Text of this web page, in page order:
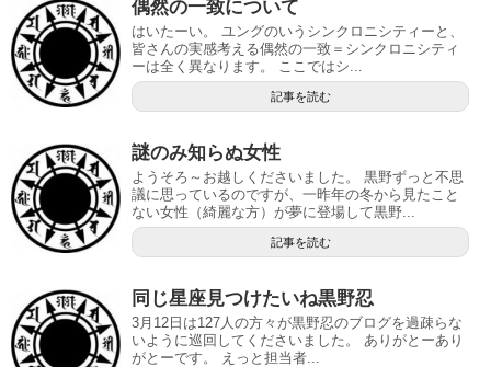
偶然の一致について
はいたーい。 ユングのいうシンクロニシティーと、
皆さんの実感考える偶然の一致＝シンクロニシティ
ーは全く異なります。 ここではシ...
記事を読む
謎のみ知らぬ女性
ようそろ～お越しくださいました。 黒野ずっと不思
議に思っているのですが、一昨年の冬から見たこと
ない女性（綺麗な方）が夢に登場して黒野...
記事を読む
同じ星座見つけたいね黒野忍
3月12日は127人の方々が黒野忍のブログを過疎らな
いように巡回してくださいました。 ありがとーあり
がとーです。 えっと担当者...